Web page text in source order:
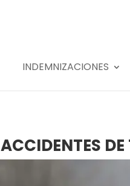
INDEMNIZACIONES
ACCIDENTES